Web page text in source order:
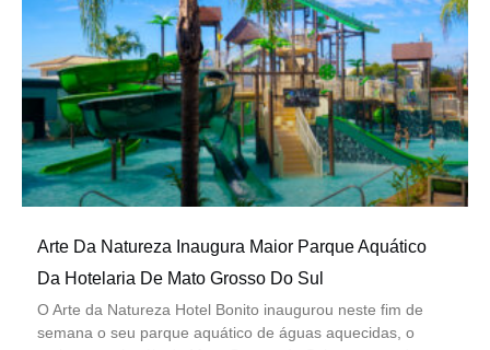
Arte Da Natureza Inaugura Maior Parque Aquático
Da Hotelaria De Mato Grosso Do Sul
O Arte da Natureza Hotel Bonito inaugurou neste fim de
semana o seu parque aquático de águas aquecidas, o